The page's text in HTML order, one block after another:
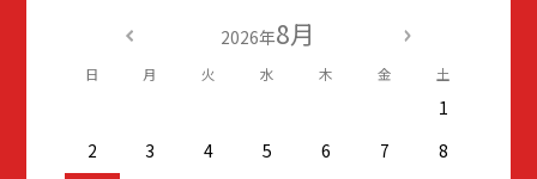
2026年8月
日 月 火 水 木 金 土
1
2
3 4 5 6 7
8